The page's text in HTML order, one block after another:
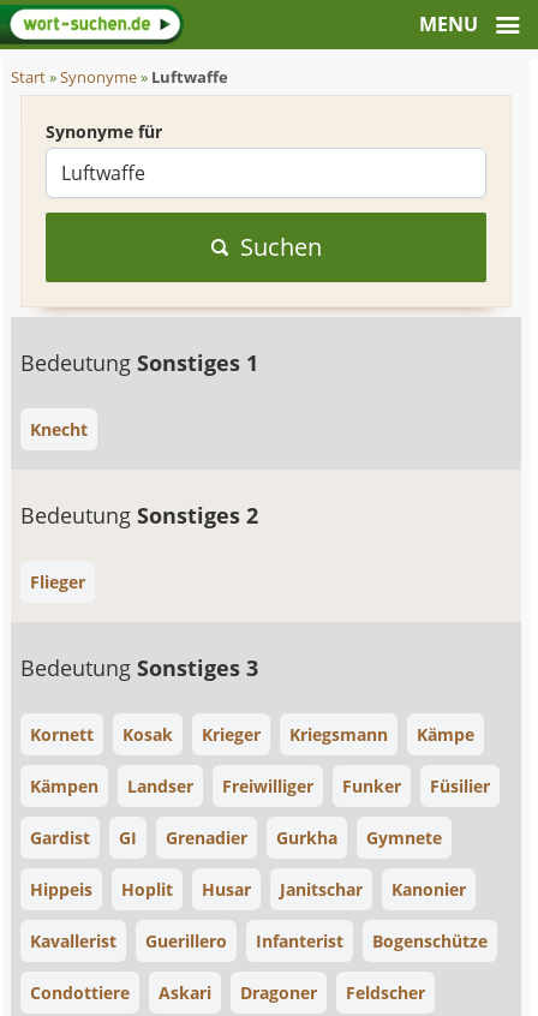
Start»Synonyme» Luftwaffe
Synonyme für
Suchen
BedeutungSonstiges 1
Knecht
BedeutungSonstiges 2
Flieger
BedeutungSonstiges 3
Kornett Kosak Krieger Kriegsmann Kämpe
Kämpen Landser Freiwilliger Funker Füsilier
Gardist GI Grenadier Gurkha Gymnete
Hippeis Hoplit Husar Janitschar Kanonier
Kavallerist Guerillero Infanterist Bogenschütze
Condottiere Askari Dragoner Feldscher